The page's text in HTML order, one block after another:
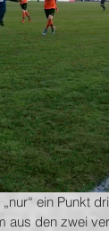
ein Punkt
aus den zwei